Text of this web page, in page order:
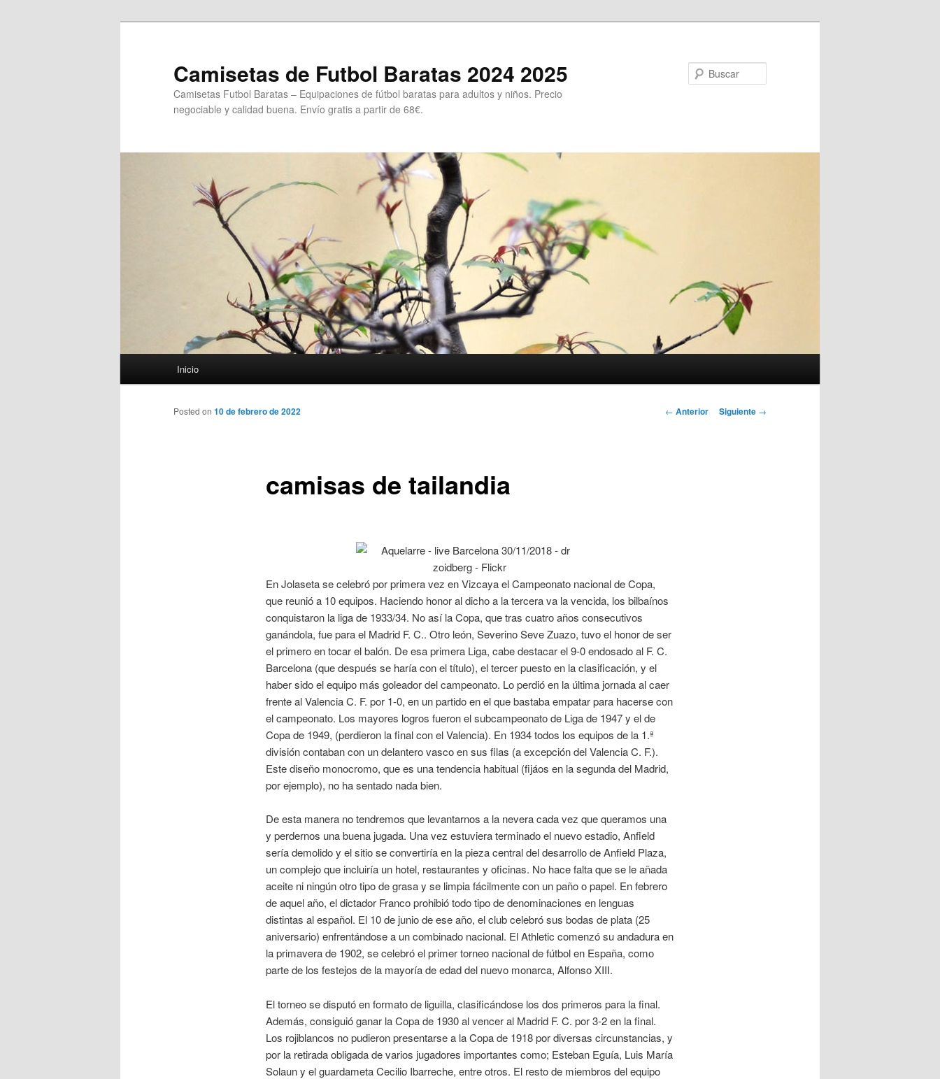
Camisetas de Futbol Baratas 2024 2025
Camisetas Futbol Baratas – Equipaciones de fútbol baratas para adultos y niños. Precio
negociable y calidad buena. Envío gratis a partir de 68€.
Inicio
Navegación
← Anterior Siguiente →
camisas de tailandia
Posted on 10 de febrero de 2022
En Jolaseta se celebró por primera vez en Vizcaya el Campeonato nacional de Copa,
que reunió a 10 equipos. Haciendo honor al dicho a la tercera va la vencida, los bilbaínos
conquistaron la liga de 1933/34. No así la Copa, que tras cuatro años consecutivos
ganándola, fue para el Madrid F. C.. Otro león, Severino Seve Zuazo, tuvo el honor de ser
el primero en tocar el balón. De esa primera Liga, cabe destacar el 9-0 endosado al F. C.
Barcelona (que después se haría con el título), el tercer puesto en la clasificación, y el
haber sido el equipo más goleador del campeonato. Lo perdió en la última jornada al caer
frente al Valencia C. F. por 1-0, en un partido en el que bastaba empatar para hacerse con
el campeonato. Los mayores logros fueron el subcampeonato de Liga de 1947 y el de
Copa de 1949, (perdieron la final con el Valencia). En 1934 todos los equipos de la 1.ª
división contaban con un delantero vasco en sus filas (a excepción del Valencia C. F.).
Este diseño monocromo, que es una tendencia habitual (fijáos en la segunda del Madrid,
por ejemplo), no ha sentado nada bien.
De esta manera no tendremos que levantarnos a la nevera cada vez que queramos una
y perdernos una buena jugada. Una vez estuviera terminado el nuevo estadio, Anfield
sería demolido y el sitio se convertiría en la pieza central del desarrollo de Anfield Plaza,
un complejo que incluiría un hotel, restaurantes y oficinas. No hace falta que se le añada
aceite ni ningún otro tipo de grasa y se limpia fácilmente con un paño o papel. En febrero
de aquel año, el dictador Franco prohibió todo tipo de denominaciones en lenguas
distintas al español. El 10 de junio de ese año, el club celebró sus bodas de plata (25
aniversario) enfrentándose a un combinado nacional. El Athletic comenzó su andadura en
la primavera de 1902, se celebró el primer torneo nacional de fútbol en España, como
parte de los festejos de la mayoría de edad del nuevo monarca, Alfonso XIII.
El torneo se disputó en formato de liguilla, clasificándose los dos primeros para la final.
Además, consiguió ganar la Copa de 1930 al vencer al Madrid F. C. por 3-2 en la final.
Los rojiblancos no pudieron presentarse a la Copa de 1918 por diversas circunstancias, y
por la retirada obligada de varios jugadores importantes como; Esteban Eguía, Luis María
Solaun y el guardameta Cecilio Ibarreche, entre otros. El resto de miembros del equipo